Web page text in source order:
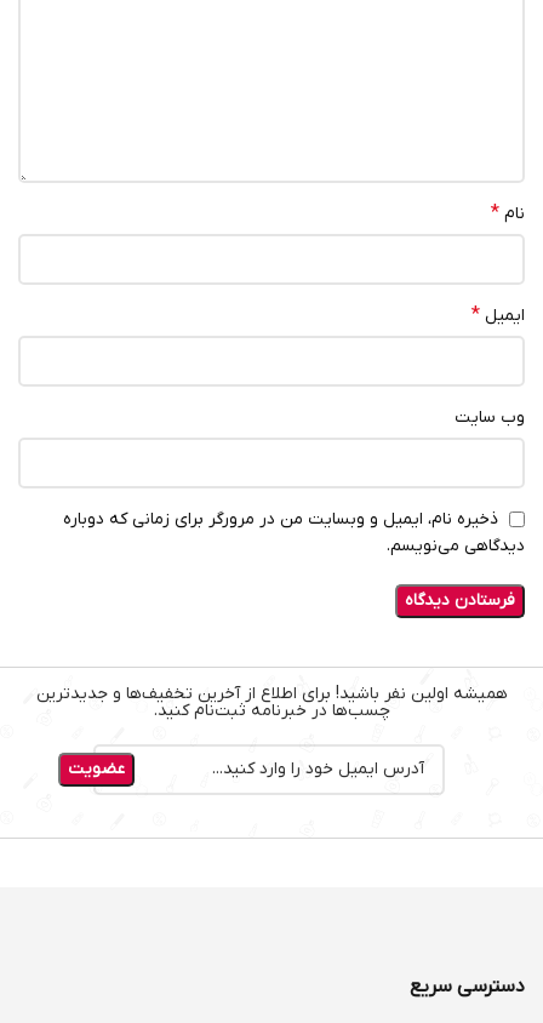
نام *
ایمیل *
وب‌ سایت
ذخیره نام، ایمیل و وبسایت من در مرورگر برای زمانی که دوباره
دیدگاهی می‌نویسم.
همیشه اولین نفر باشید! برای اطلاع از آخرین تخفیف‌ها و جدیدترین
چسب‌ها در خبرنامه ثبت‌نام کنید.
دسترسی سریع